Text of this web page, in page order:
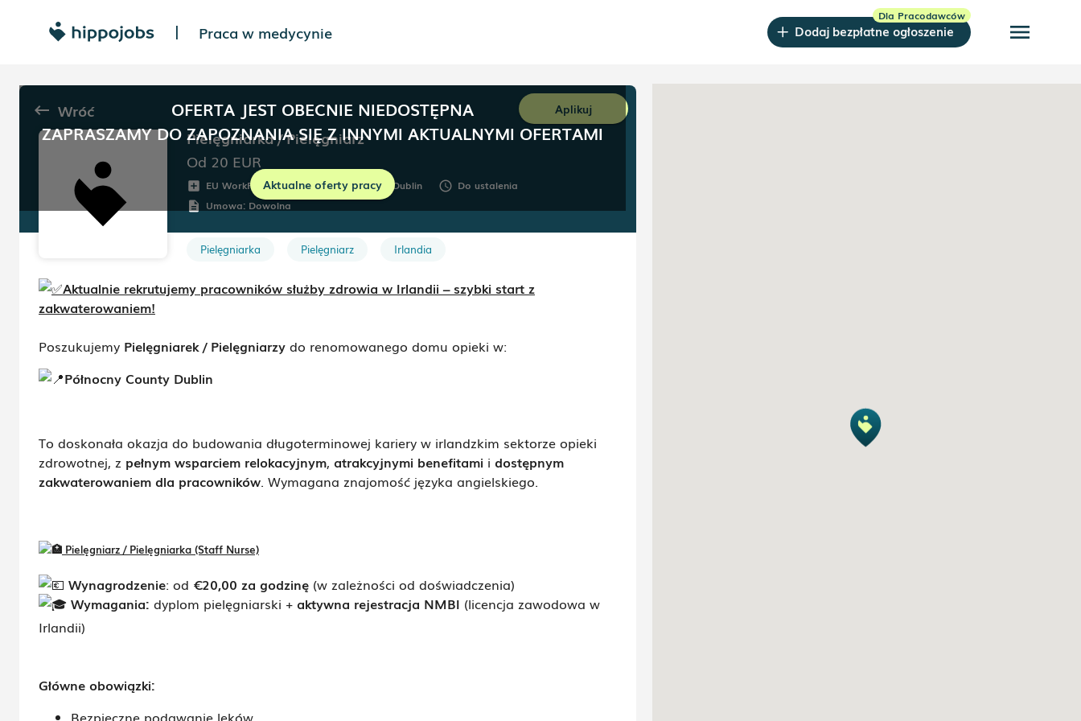
| Praca w medycynie Dodaj bezpłatne ogłoszenie menu
OFERTA JEST OBECNIE NIEDOSTĘPNA
ZAPRASZAMY DO ZAPOZNANIA SIĘ Z INNYMI AKTUALNYMI OFERTAMI
Aktualne oferty pracy
keyboard_backspace Wróć Aplikuj
Pielęgniarka / Pielęgniarz
Od 20 EUR
add_box EU WorkForce room Północny County Dublin schedule Do ustalenia
description Umowa: Dowolna
Pielęgniarka Pielęgniarz Irlandia
Aktualnie rekrutujemy pracowników służby zdrowia w Irlandii – szybki start z
zakwaterowaniem!
Poszukujemy Pielęgniarek / Pielęgniarzy do renomowanego domu opieki w:
Północny County Dublin
To doskonała okazja do budowania długoterminowej kariery w irlandzkim sektorze opieki
zdrowotnej, z pełnym wsparciem relokacyjnym, atrakcyjnymi benefitami i dostępnym
zakwaterowaniem dla pracowników. Wymagana znajomość języka angielskiego.
Pielęgniarz / Pielęgniarka (Staff Nurse)
Wynagrodzenie: od €20,00 za godzinę (w zależności od doświadczenia)
Wymagania: dyplom pielęgniarski + aktywna rejestracja NMBI (licencja zawodowa w
Irlandii)
Główne obowiązki: